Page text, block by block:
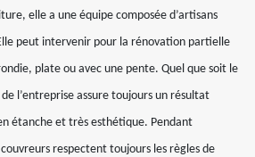
elle a une équipe composée d’artisans
peut intervenir pour la rénovation partielle
plate ou avec une pente. Quel que soit le
l’entreprise assure toujours un résultat
étanche et très esthétique. Pendant
respectent toujours les règles de